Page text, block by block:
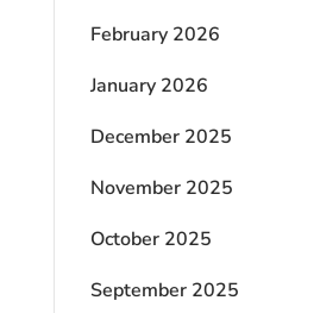
February 2026
January 2026
December 2025
November 2025
October 2025
September 2025